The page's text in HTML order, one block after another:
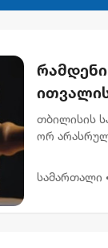
თბილისის
ორ
მუხლი...
სამართალი